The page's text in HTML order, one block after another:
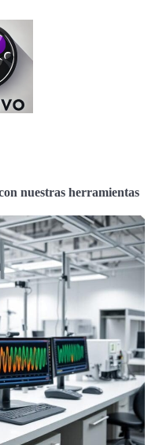
nuestras herramientas